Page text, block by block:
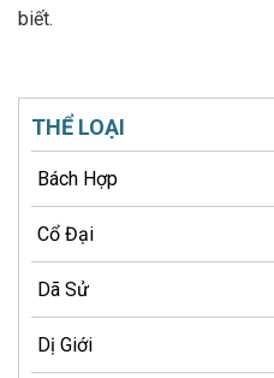
biết.
THỂ LOẠI
Bách Hợp
Cổ Đại
Dã Sử
Dị Giới